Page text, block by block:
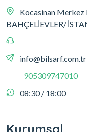
Kocasinan Merkez
BAHÇELİEVLER/
info@bilsarf.com.tr
905309747010
08:30 / 18:00